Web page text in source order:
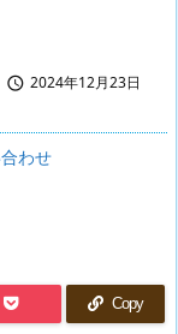
 2024年12月23日
わせ
Copy